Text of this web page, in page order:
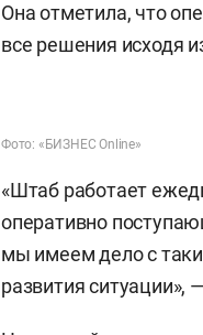
Она отметила, что
все решения исходя
Фото: «БИЗНЕС Online»
«Штаб работает
оперативно
мы имеем дело с
развития ситуации»,